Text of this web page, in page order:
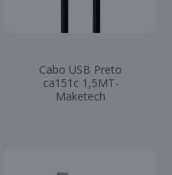
Cabo USB Preto
ca151c 1,5MT-
Maketech